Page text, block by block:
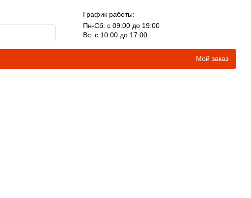
График работы:
Пн-Сб: с 09:00 до 19:00
Вс: с 10:00 до 17:00
Мой заказ